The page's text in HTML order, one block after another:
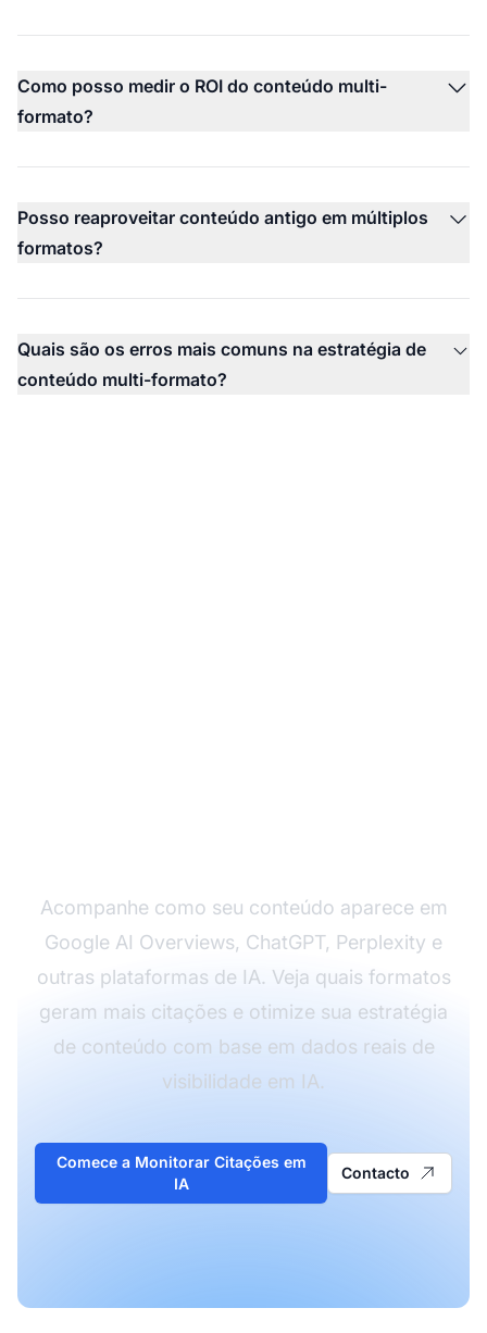
Como posso medir o ROI do conteúdo multi-
formato?
Posso reaproveitar conteúdo antigo em múltiplos
formatos?
Quais são os erros mais comuns na estratégia de
conteúdo multi-formato?
Acompanhe como seu conteúdo aparece em
Google AI Overviews, ChatGPT, Perplexity e
outras plataformas de IA. Veja quais formatos
geram mais citações e otimize sua estratégia
de conteúdo com base em dados reais de
visibilidade em IA.
Comece a Monitorar Citações em
IA
Contacto